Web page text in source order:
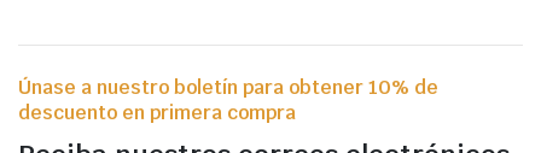
Únase a nuestro boletín para obtener 10% de
descuento en primera compra